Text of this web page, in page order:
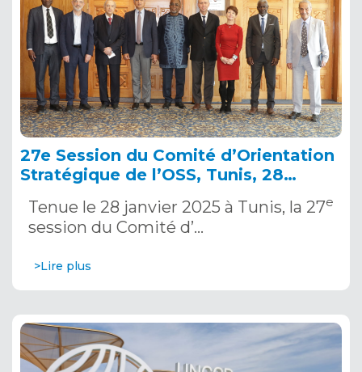
27e Session du Comité d’Orientation
Stratégique de l’OSS, Tunis, 28
Tenue le 28 janvier 2025 à Tunis, la 27e
session du Comité d’…
>Lire plus